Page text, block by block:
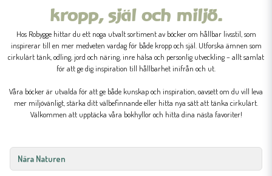
kropp, själ och miljö.
Hos Robygge hittar du ett noga utvalt sortiment av böcker om hållbar livsstil, som
inspirerar till en mer medveten vardag för både kropp och själ. Utforska ämnen som
cirkulärt tänk, odling, jord och näring, inre hälsa och personlig utveckling – allt samlat
för att ge dig inspiration till hållbarhet inifrån och ut.
Våra böcker är utvalda för att ge både kunskap och inspiration, oavsett om du vill leva
mer miljövänligt, stärka ditt välbefinnande eller hitta nya sätt att tänka cirkulärt.
Välkommen att upptäcka våra bokhyllor och hitta dina nästa favoriter!
Nära Naturen